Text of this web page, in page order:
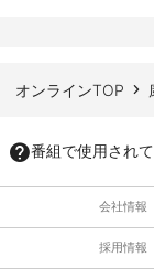
オンラインTOP
番組で使用され
会社情報
採用情報